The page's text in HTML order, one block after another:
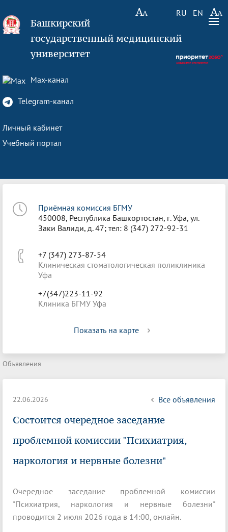
RU EN
Башкирский
государственный медицинский
университет
Max-канал
Telegram-канал
Личный кабинет
Учебный портал
Приёмная комиссия БГМУ
450008, Республика Башкортостан, г. Уфа, ул.
Заки Валиди, д. 47; тел: 8 (347) 272-92-31
+7 (347) 273-87-54
Клиническая стоматологическая поликлиника
Уфа
+7(347)223-11-92
Клиника БГМУ Уфа
Показать на карте
Объявления
22.06.2026 Все объявления
Состоится очередное заседание
проблемной комиссии "Психиатрия,
наркология и нервные болезни"
Очередное заседание проблемной комиссии
"Психиатрия, наркология и нервные болезни"
проводится 2 июля 2026 года в 14:00, онлайн.